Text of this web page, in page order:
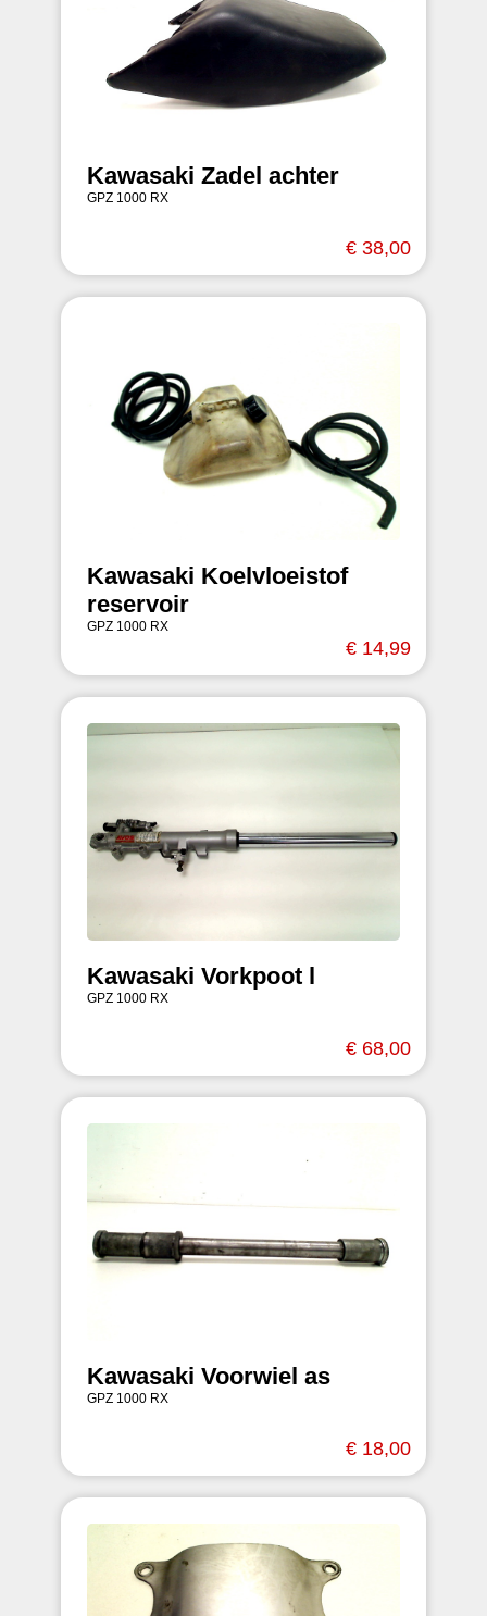
Kawasaki Zadel achter
GPZ 1000 RX
€ 38,00
Kawasaki Koelvloeistof
reservoir
GPZ 1000 RX
€ 14,99
Kawasaki Vorkpoot l
GPZ 1000 RX
€ 68,00
Kawasaki Voorwiel as
GPZ 1000 RX
€ 18,00